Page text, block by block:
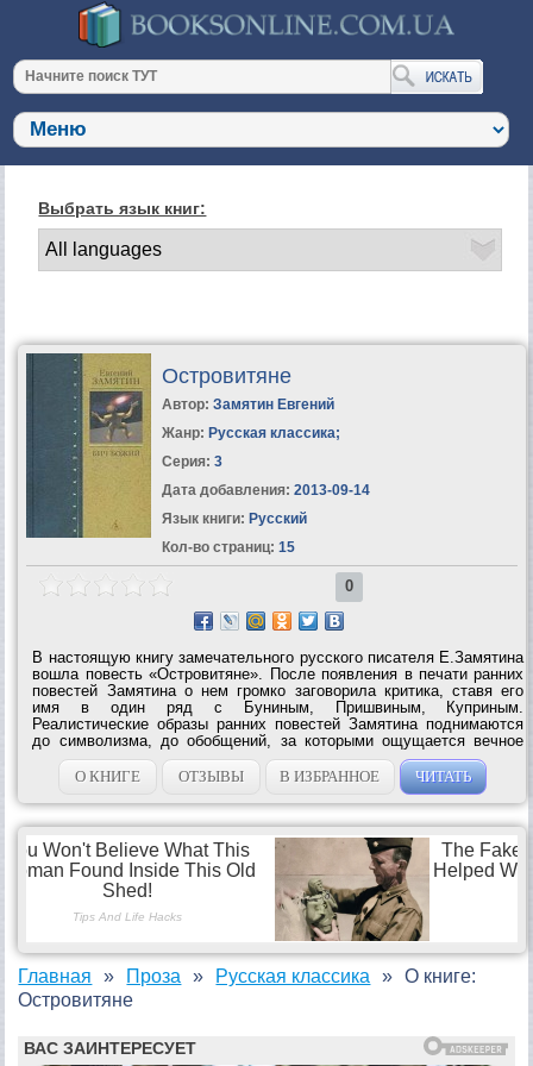
Выбрать язык книг:
Островитяне
Автор: Замятин Евгений
Жанр: Русская классика;
Серия: 3
Дата добавления: 2013-09-14
Язык книги: Русский
Кол-во страниц: 15
0
В настоящую книгу замечательного русского писателя Е.Замятина
вошла повесть «Островитяне». После появления в печати ранних
повестей Замятина о нем громко заговорила критика, ставя его
имя в один ряд с Буниным, Пришвиным, Куприным.
Реалистические образы ранних повестей Замятина поднимаются
до символизма, до обобщений, за которыми ощущается вечное
противоборство добра и зла. В своих произведениях, которые
стали ярчайшим...
О КНИГЕ ОТЗЫВЫ В ИЗБРАННОЕ ЧИТАТЬ
Главная Проза Русская классика
О книге:
Островитяне